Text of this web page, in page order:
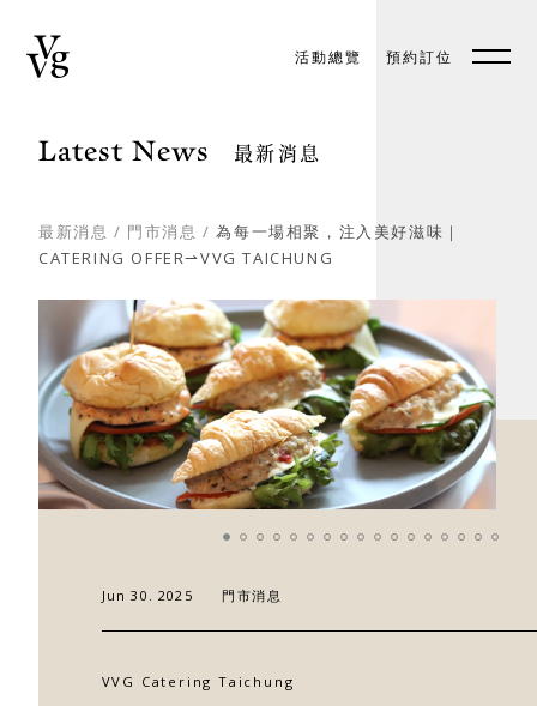
活動總覽 預約訂位
預約訂位 EN
Latest News 最新消息
最新消息 / 門市消息 /為每一場相聚，注入美好滋味｜
CATERING OFFER⇀VVG TAICHUNG
Jun 30. 2025 門市消息
VVG Catering Taichung